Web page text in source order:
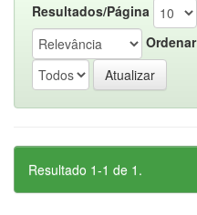
Resultados/Página
Ordenar
Resultado 1-1 de 1.